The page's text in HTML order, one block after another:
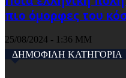
πιο όμορφες του
25/08/2024 - 1:36 ΜΜ
ΔΗΜΟΦΙΛΗ ΚΑΤΗΓΟΡΙΑ